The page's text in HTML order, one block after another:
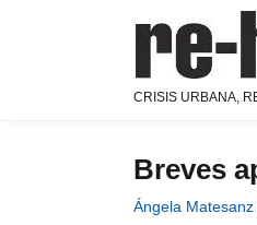
RE-
Crisis
urbana,
Página
y
sobre
CRISIS URBANA,
Breves
Ángela